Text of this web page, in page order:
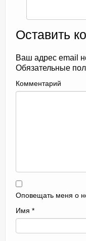
Оставить
Ваш адрес email
Обязательные
Комментарий
Оповещать меня о
Имя *